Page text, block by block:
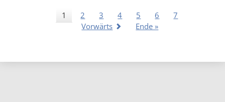
unseren
der
1 2 3 4 5 6
7
Vorwärts
Ende »